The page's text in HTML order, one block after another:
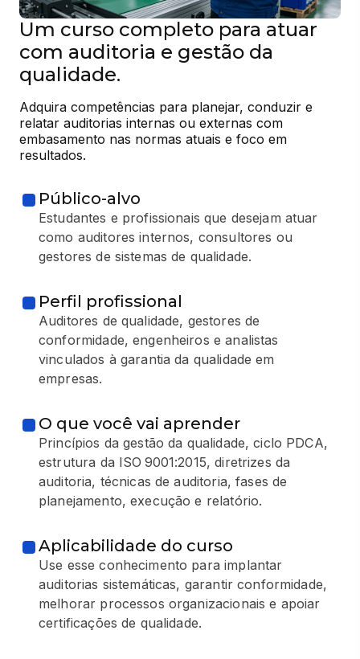
Um curso completo para atuar
com auditoria e gestão da
qualidade.
Adquira competências para planejar, conduzir e
relatar auditorias internas ou externas com
embasamento nas normas atuais e foco em
resultados.
Público-alvo
Estudantes e profissionais que desejam atuar
como auditores internos, consultores ou
gestores de sistemas de qualidade.
Perfil profissional
Auditores de qualidade, gestores de
conformidade, engenheiros e analistas
vinculados à garantia da qualidade em
empresas.
O que você vai aprender
Princípios da gestão da qualidade, ciclo PDCA,
estrutura da ISO 9001:2015, diretrizes da
auditoria, técnicas de auditoria, fases de
planejamento, execução e relatório.
Aplicabilidade do curso
Use esse conhecimento para implantar
auditorias sistemáticas, garantir conformidade,
melhorar processos organizacionais e apoiar
certificações de qualidade.